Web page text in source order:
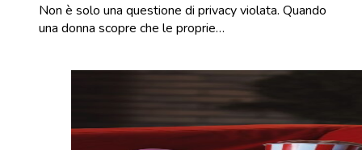
Non è solo una questione di privacy violata. Quando
una donna scopre che le proprie…